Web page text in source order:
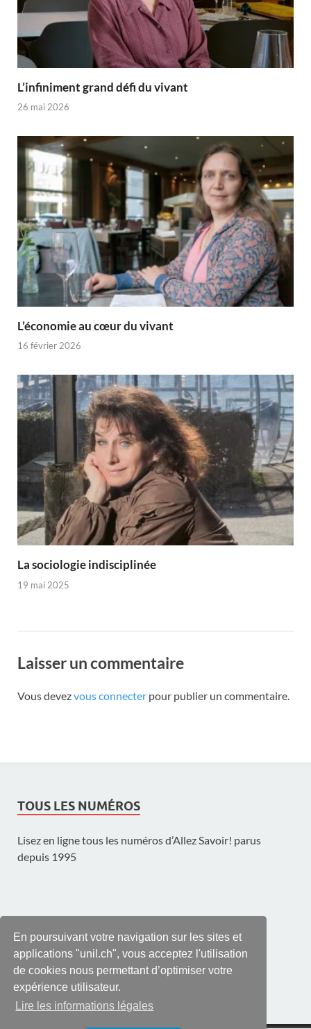
En poursuivant votre navigation sur les sites et
applications "unil.ch", vous acceptez l'utilisation
de cookies nous permettant d’optimiser votre
expérience utilisateur.
Lire les informations légales
L’infiniment grand défi du vivant
26 mai 2026
L’économie au cœur du vivant
16 février 2026
La sociologie indisciplinée
19 mai 2025
Laisser un commentaire
Vous devezvous connecter pour publier un commentaire.
TOUS LES NUMÉROS
Lisez en ligne tous les numéros d’Allez Savoir! parus
depuis 1995